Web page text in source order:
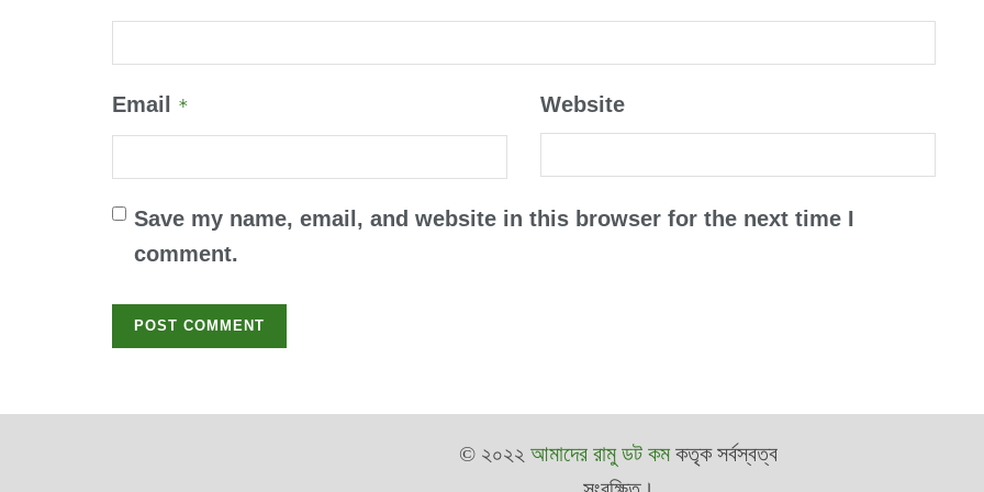
Email * Website
Save my name, email, and website in this browser for the next time I
comment.
© ২০২২আমাদের রামু ডট কমকতৃক সর্বস্বত্ব